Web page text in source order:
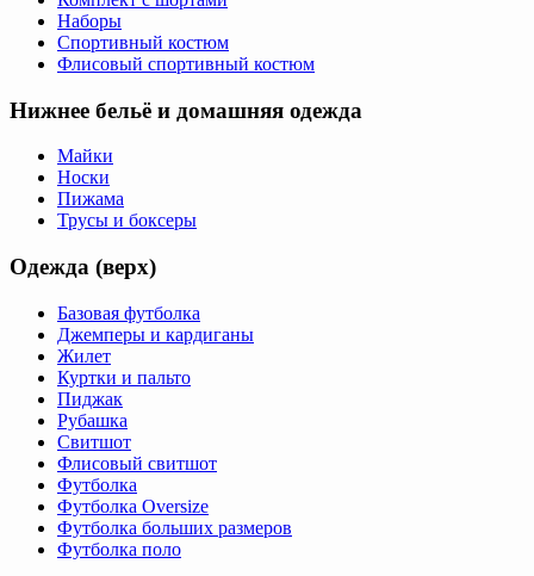
Наборы
Спортивный костюм
Флисовый спортивный костюм
Нижнее бельё и домашняя одежда
Майки
Носки
Пижама
Трусы и боксеры
Одежда (верх)
Базовая футболка
Джемперы и кардиганы
Жилет
Куртки и пальто
Пиджак
Рубашка
Свитшот
Флисовый свитшот
Футболка
Футболка Oversize
Футболка больших размеров
Футболка поло